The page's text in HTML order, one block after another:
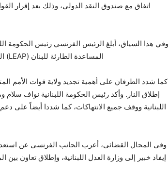
اتفاق مع صندوق النقد الدولي، وذلك بعد إقرار
المساعدة الطارئة للبنان (LEAP) التابع للبنك الدولي، دعماً لإعادة إعمار المناطق المتضررة.
كما شدد الطرفان على أهمية تجديد ولاية قوات الأمم
إطلاق النار. وأكد رئيس الحكومة اللبنانية نواف
اللبنانية ووقف جميع الانتهاكات، كما شددا أيضاً على
وفي المجال القضائي، أعرب الجانب الفرنسي عن
إيفاد خبير إلى وزارة العدل اللبنانية، وإطلاق تعاون